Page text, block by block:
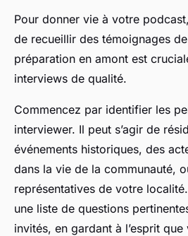
Pour donner vie à votre
de recueillir des témoignages
préparation en amont est
interviews de qualité.
Commencez par identifier les
interviewer. Il peut s’agir de
événements historiques, des
dans la vie de la communauté,
représentatives de votre
une liste de questions
invités, en gardant à l’esprit